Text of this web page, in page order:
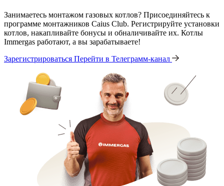
Занимаетесь монтажом газовых котлов? Присоединяйтесь к
программе монтажников Caius Club. Регистрируйте установки
котлов, накапливайте бонусы и обналичивайте их. Котлы
Immergas работают, а вы зарабатываете!
Зарегистрироваться Перейти в Телеграмм-канал